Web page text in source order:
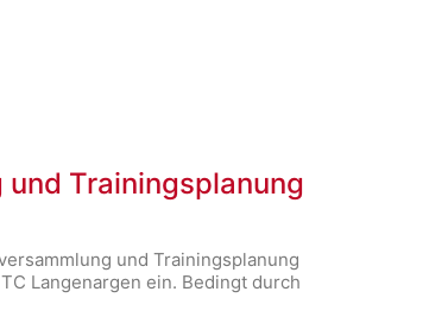
Trainingsplanung
und Trainingsplanung
Langenargen ein. Bedingt durch